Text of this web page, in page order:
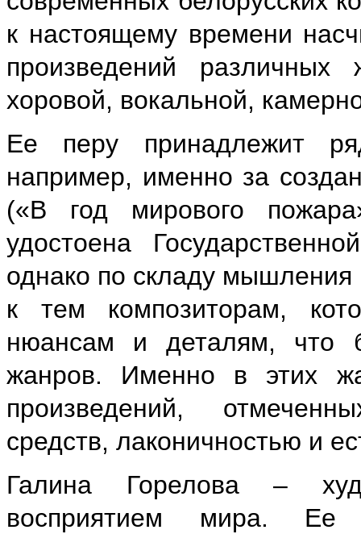
к настоящему времени
произведений
хоровой, вокальной,
Ее перу принадлежит
например, именно за
(«В год мирового
удостоена
однако по складу мышления
к тем композиторам,
нюансам и деталям, что
жанров. Именно в этих
произведений,
средств, лаконичностью и
Галина Горелова –
восприятием мира. Ее